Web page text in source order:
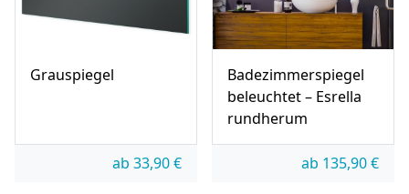
Grauspiegel
ab 33,90€
Badezimmerspiegel
beleuchtet – Esrella
rundherum
ab 135,90€